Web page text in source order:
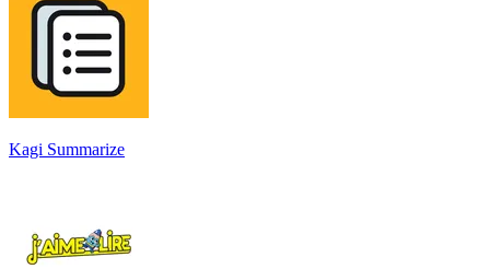
Kagi Summarize